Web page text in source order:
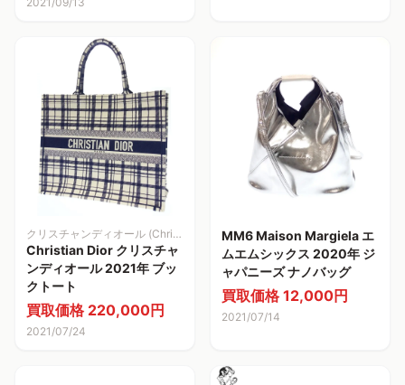
クリスチャンディオール (Christian Dior)バッグ
Christian Dior クリスチャ
ンディオール 2021年 ブッ
クトート
買取価格 220,000円
2021/07/24
MM6 Maison Margiela エ
ムエムシックス 2020年 ジ
ャパニーズ ナノバッグ
買取価格 12,000円
2021/07/14